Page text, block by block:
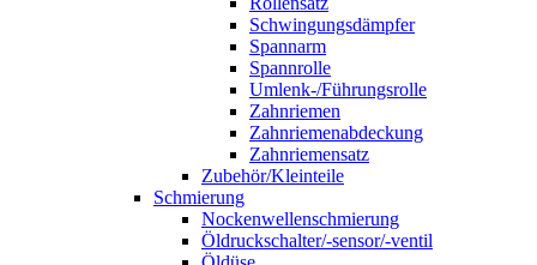
Schwingungsdämpfer
Spannarm
Spannrolle
Umlenk-/Führungsrolle
Zahnriemen
Zahnriemenabdeckung
Zahnriemensatz
Zubehör/Kleinteile
Schmierung
Nockenwellenschmierung
Öldruckschalter/-sensor/-ventil